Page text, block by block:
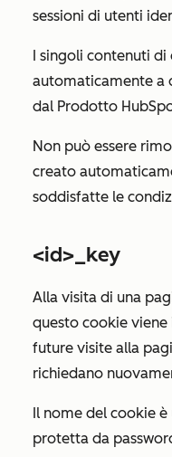
sessioni di utenti
I singoli contenuti
automaticamente a
dal Prodotto
Non può essere
creato
soddisfatte le
<id>_key
Alla visita di una
questo cookie
future visite alla
richiedano
Il nome del cookie
protetta da